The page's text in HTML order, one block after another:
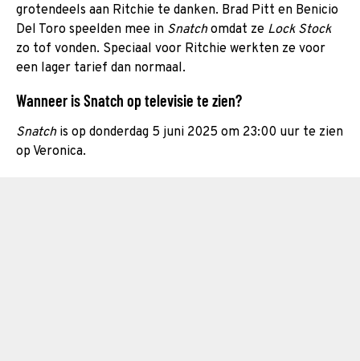
grotendeels aan Ritchie te danken. Brad Pitt en Benicio
Del Toro speelden mee in Snatchomdat ze Lock Stock
zo tof vonden. Speciaal voor Ritchie werkten ze voor
een lager tarief dan normaal.
Wanneer is Snatch op televisie te zien?
Snatchis op donderdag 5 juni 2025 om 23:00 uur te zien
op Veronica.